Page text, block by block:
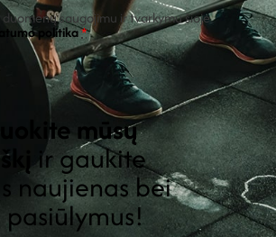
saugojimu ir tvarkymu šioje
politika*
mūsų
ir gaukite
naujienas bei